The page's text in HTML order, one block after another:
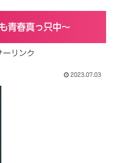
青春真っ只中～
ーリンク
2023.07.03